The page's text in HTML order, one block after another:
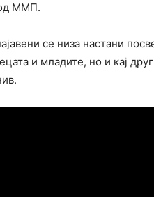
од ММП.
се низа настани
и младите, но и кај